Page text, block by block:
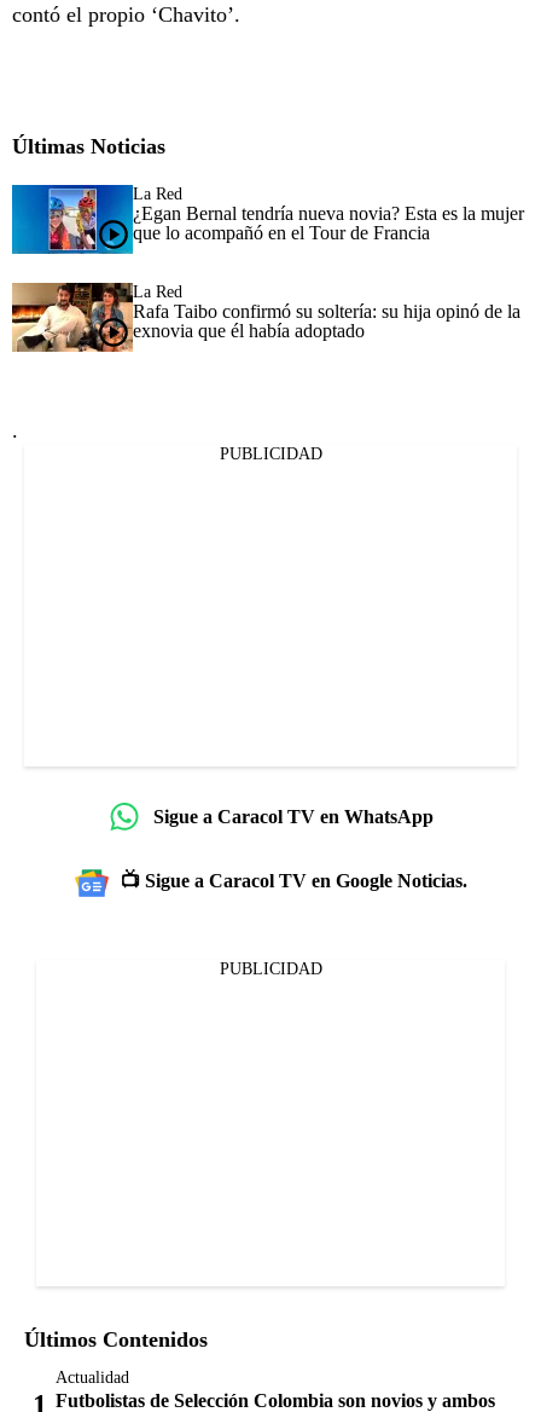
contó el propio ‘Chavito’.
Últimas Noticias
La Red
¿Egan Bernal tendría nueva novia? Esta es la mujer
que lo acompañó en el Tour de Francia
La Red
Rafa Taibo confirmó su soltería: su hija opinó de la
exnovia que él había adoptado
.
PUBLICIDAD
Sigue a Caracol TV en WhatsApp
📺 Sigue a Caracol TV en Google Noticias.
PUBLICIDAD
Últimos Contenidos
Actualidad
Futbolistas de Selección Colombia son novios y ambos